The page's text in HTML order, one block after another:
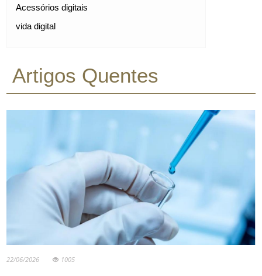
Acessórios digitais
vida digital
Artigos Quentes
22/06/2026 1005